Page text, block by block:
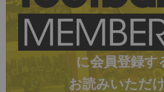
に会員登録す
お読みいただ